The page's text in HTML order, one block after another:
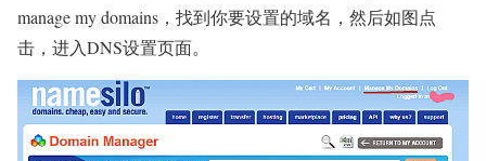
manage my domains，找到你要设置的域名，然后如图点
击，进入DNS设置页面。